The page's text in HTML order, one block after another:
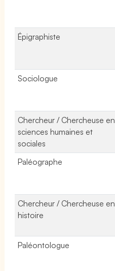
Épigraphiste
Sociologue
Chercheur / Chercheuse en
sciences humaines et
sociales
Paléographe
Chercheur / Chercheuse en
histoire
Paléontologue